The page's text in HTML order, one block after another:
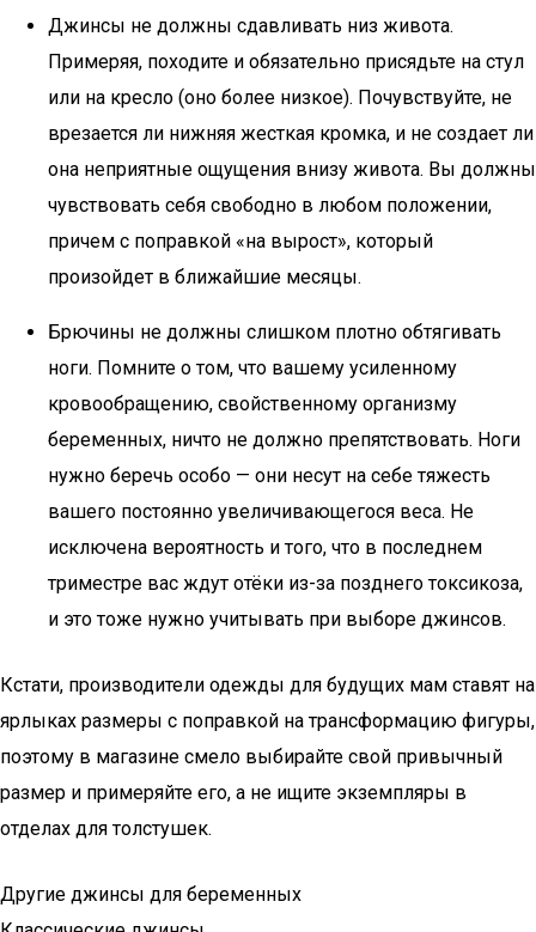
Джинсы не должны сдавливать низ живота.
Примеряя, походите и обязательно присядьте на стул
или на кресло (оно более низкое). Почувствуйте, не
врезается ли нижняя жесткая кромка, и не создает ли
она неприятные ощущения внизу живота. Вы должны
чувствовать себя свободно в любом положении,
причем с поправкой «на вырост», который
произойдет в ближайшие месяцы.
Брючины не должны слишком плотно обтягивать
ноги. Помните о том, что вашему усиленному
кровообращению, свойственному организму
беременных, ничто не должно препятствовать. Ноги
нужно беречь особо — они несут на себе тяжесть
вашего постоянно увеличивающегося веса. Не
исключена вероятность и того, что в последнем
триместре вас ждут отёки из-за позднего токсикоза,
и это тоже нужно учитывать при выборе джинсов.
Кстати, производители одежды для будущих мам ставят на
ярлыках размеры с поправкой на трансформацию фигуры,
поэтому в магазине смело выбирайте свой привычный
размер и примеряйте его, а не ищите экземпляры в
отделах для толстушек.
Другие джинсы для беременных